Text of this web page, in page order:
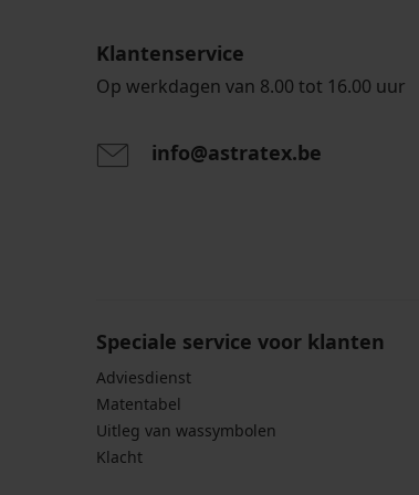
Klantenservice
Op werkdagen van 8.00 tot 16.00 uur
info@astratex.be
Speciale service voor klanten
Adviesdienst
Matentabel
Uitleg van wassymbolen
Klacht